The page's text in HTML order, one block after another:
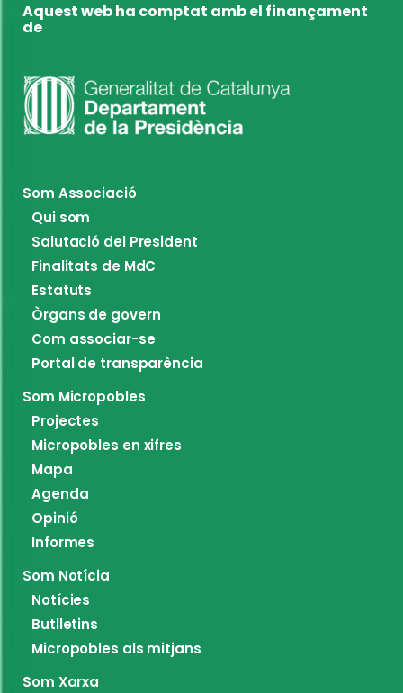
Aquest web ha comptat amb el finançament
de
Som Associació
Qui som
Salutació del President
Finalitats de MdC
Estatuts
Òrgans de govern
Com associar-se
Portal de transparència
Som Micropobles
Projectes
Micropobles en xifres
Mapa
Agenda
Opinió
Informes
Som Notícia
Notícies
Butlletins
Micropobles als mitjans
Som Xarxa